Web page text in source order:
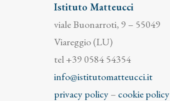
Istituto Matteucci
viale Buonarroti, 9 – 55049
Viareggio (LU)
tel +39 0584 54354
info@istitutomatteucci.it
privacy policy– cookie policy